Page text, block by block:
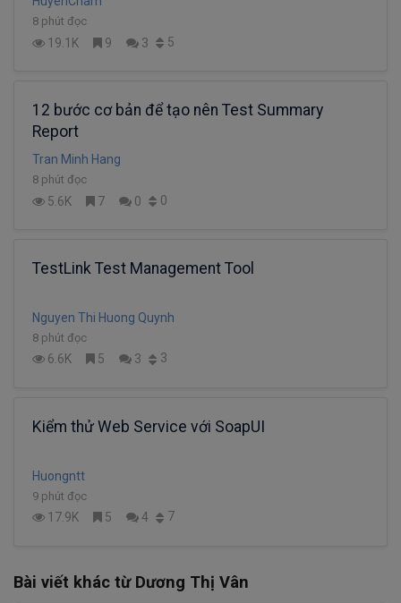
8 phút đọc
19.1K 9 3 5
12 bước cơ bản để tạo nên Test Summary
Report
Tran Minh Hang
8 phút đọc
5.6K 7 0 0
TestLink Test Management Tool
Nguyen Thi Huong Quynh
8 phút đọc
6.6K 5 3 3
Kiểm thử Web Service với SoapUI
Huongntt
9 phút đọc
17.9K 5 4 7
Bài viết khác từ Dương Thị Vân